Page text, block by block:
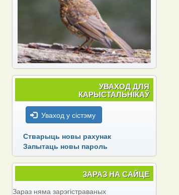
УВАХОД ДЛЯ
КАРЫСТАЛЬНІКАЎ
Уваход у сістэму
Стварыць новы рахунак
Запытаць новы пароль
ЗАРАЗ НА САЙЦЕ
Зараз няма зарэгістраваных